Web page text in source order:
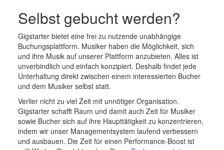
Selbst gebucht werden?
Gigstarter bietet eine frei zu nutzende unabhängige
Buchungsplattform. Musiker haben die Möglichkeit, sich
und ihre Musik auf unserer Plattform anzubieten. Alles ist
unverbindlich und einfach konzipiert. Deshalb findet jede
Unterhaltung direkt zwischen einem interessierten Bucher
und dem Musiker selbst statt.
Verlier nicht zu viel Zeit mit unnötiger Organisation.
Gigstarter schafft Raum und damit auch Zeit für Musiker
sowie Bucher sich auf ihre Haupttätigkeit zu konzentrieren,
indem wir unser Managementsystem laufend verbessern
und ausbauen. Die Zeit für einen Performance-Boost ist